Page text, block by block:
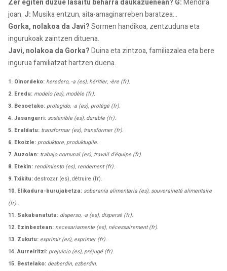
Zer egiten duzue lasaitu beharra daukazuenean? G:Mendira
joan. J:Musika entzun, aita-amaginarreben baratzea...
Gorka, nolakoa da Javi?Sormen handikoa, zentzuduna eta
ingurukoak zaintzen dituena.
Javi, nolakoa da Gorka?Duina eta zintzoa, familiazalea eta bere
ingurua familiatzat hartzen duena.
1. Oinordeko: heredero, -a (es), héritier, -ère (fr).
2. Eredu: modelo (es), modèle (fr).
3. Besoetako: protegido, -a (es), protégé (fr).
4. Jasangarri: sostenible (es), durable (fr).
5. Eraldatu: transformar (es), transformer (fr).
6. Ekoizle: produktore, produktugile.
7. Auzolan: trabajo comunal (es), travail d'équipe (fr).
8. Etekin: rendimiento (es), rendement (fr).
9. Txikitu: destrozar (es), détruire (fr).
10. Elikadura-burujabetza: soberanía alimentaria (es), souveraineté alimentaire
(fr).
11. Sakabanatuta: disperso, -a (es), dispersé (fr).
12. Ezinbestean: necesariamente (es), nécessairement (fr).
13. Zukutu: exprimir (es), exprimer (fr).
14. Aurreiritzi: prejuicio (es), préjugé (fr).
15. Bestelako: desberdin, ezberdin.